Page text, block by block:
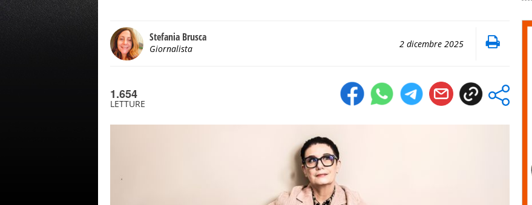
Stefania Brusca
Giornalista 2 dicembre 2025
1.654
LETTURE